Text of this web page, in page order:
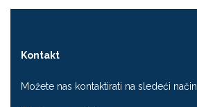
Kontakt
Možete nas kontaktirati na sledeći način.